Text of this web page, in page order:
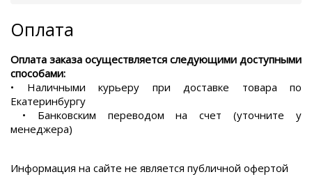
Оплата
Оплата заказа осуществляется следующими доступными
способами:
• Наличными курьеру при доставке товара по
Екатеринбургу
• Банковским переводом на счет (уточните у
менеджера)
Информация на сайте не является публичной офертой